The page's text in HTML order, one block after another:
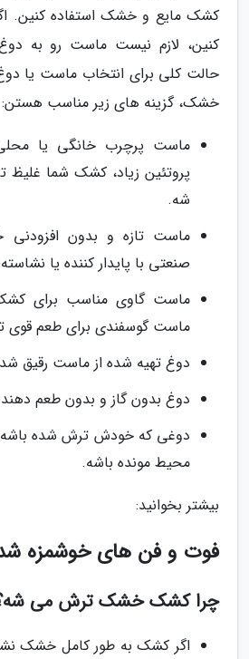
کشک مایع و خشک استفاده کنین.
کنین، لازم نیست ماست رو به
حالت کلی برای انتخاب ماست یا
خشک، گزینه های زیر مناسب هستن:
ماست پرچرب خانگی یا
پروتئین زیاد، کشک شما
شه.
ماست تازه و بدون
صنعتی با پایدار کننده یا
ماست گاوی مناسب برای
ماست گوسفندی برای طعم قوی
دوغ تهیه شده از ماست رقیق
دوغ بدون گاز و بدون طعم
محیط مونده باشه.
بیشتر بخوانید:
فوت و فن های
چرا کشک خشک ترش می
اگر کشک به طور کامل خشک